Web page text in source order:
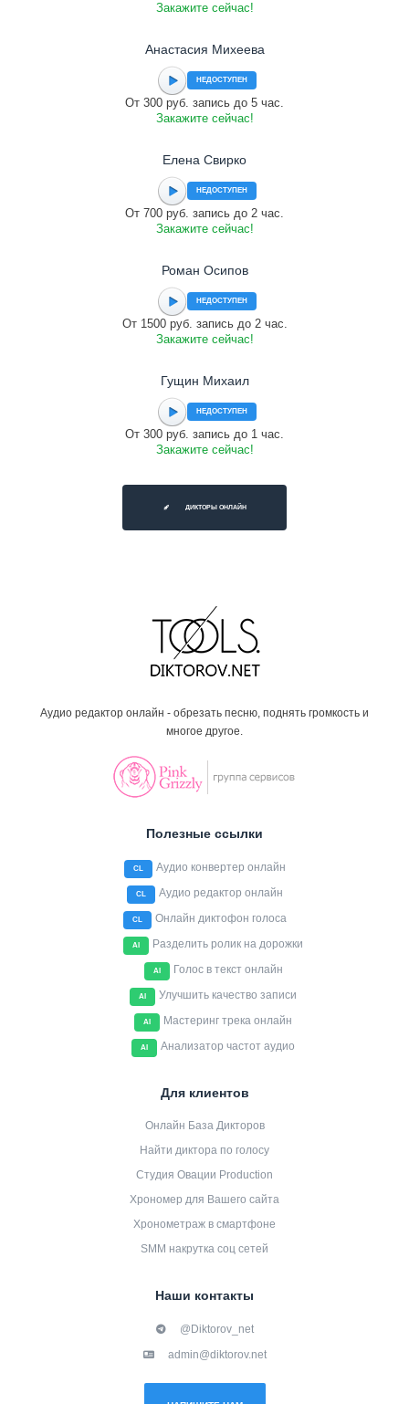
Закажите сейчас!
Анастасия Михеева
НЕДОСТУПЕН
От 300 руб. запись до 5 час.
Закажите сейчас!
Елена Свирко
НЕДОСТУПЕН
От 700 руб. запись до 2 час.
Закажите сейчас!
Роман Осипов
НЕДОСТУПЕН
От 1500 руб. запись до 2 час.
Закажите сейчас!
Гущин Михаил
НЕДОСТУПЕН
От 300 руб. запись до 1 час.
Закажите сейчас!
ДИКТОРЫ ОНЛАЙН
Аудио редактор онлайн - обрезать песню, поднять громкость и
многое другое.
Полезные ссылки
CL Аудио конвертер онлайн
CL Аудио редактор онлайн
CL Онлайн диктофон голоса
AI Разделить ролик на дорожки
AI Голос в текст онлайн
AI Улучшить качество записи
AI Мастеринг трека онлайн
AI Анализатор частот аудио
Для клиентов
Онлайн База Дикторов
Найти диктора по голосу
Студия Овации Production
Хрономер для Вашего сайта
Хронометраж в смартфоне
SMM накрутка соц сетей
Наши контакты
@Diktorov_net
admin@diktorov.net